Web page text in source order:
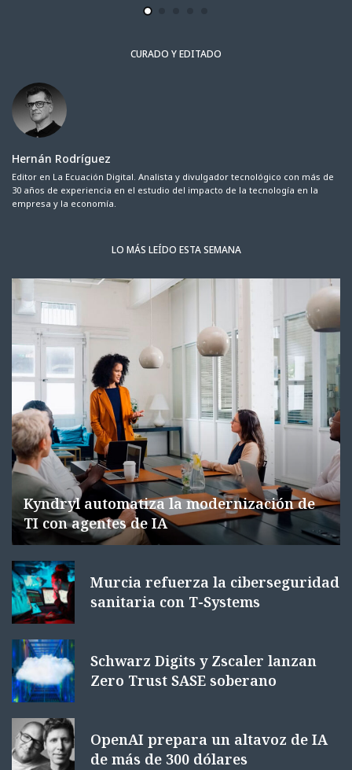
CURADO Y EDITADO
Hernán Rodríguez
Editor en La Ecuación Digital. Analista y divulgador tecnológico con más de
30 años de experiencia en el estudio del impacto de la tecnología en la
empresa y la economía.
LO MÁS LEÍDO ESTA SEMANA
Kyndryl automatiza la modernización de
TI con agentes de IA
Murcia refuerza la ciberseguridad
sanitaria con T-Systems
Schwarz Digits y Zscaler lanzan
Zero Trust SASE soberano
OpenAI prepara un altavoz de IA
de más de 300 dólares